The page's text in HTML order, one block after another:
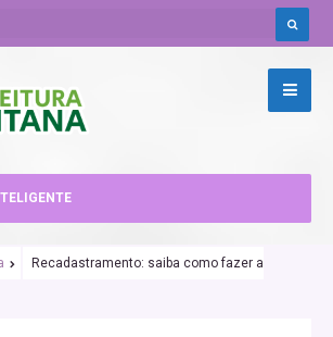
Recadastramento: saiba como fazer a